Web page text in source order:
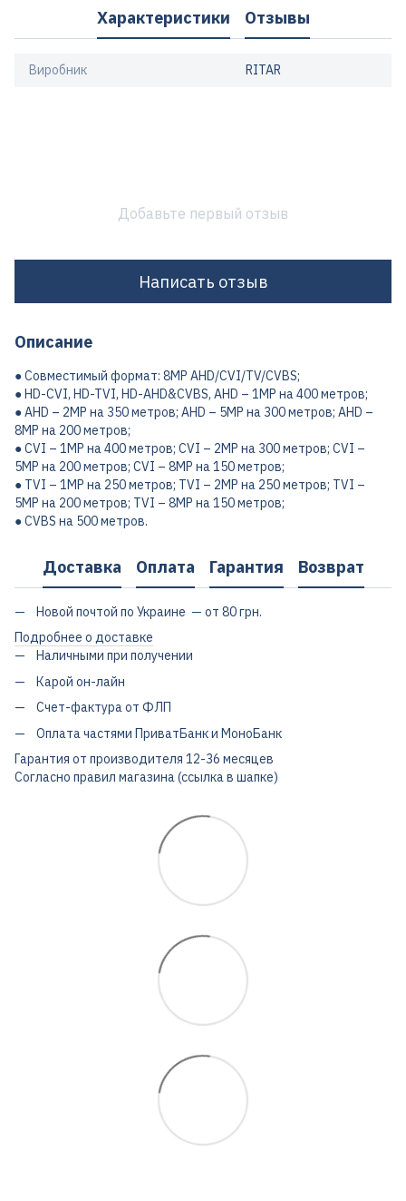
Характеристики Отзывы
Виробник RITAR
Добавьте первый отзыв
Написать отзыв
Описание
● Совместимый формат: 8MP AHD/CVI/TV/CVBS;
● HD-CVI, HD-TVI, HD-AHD&CVBS, AHD – 1MP на 400 метров;
● AHD – 2MP на 350 метров; AHD – 5MP на 300 метров; AHD –
8MP на 200 метров;
● CVI – 1MP на 400 метров; CVI – 2МP на 300 метров; CVI –
5MP на 200 метров; CVI – 8MP на 150 метров;
● TVI – 1МP на 250 метров; TVI – 2МP на 250 метров; TVI –
5MP на 200 метров; TVI – 8MP на 150 метров;
● CVBS на 500 метров.
Доставка Оплата Гарантия Возврат
Новой почтой по Украине — от 80 грн.
Подробнее о доставке
Наличными при получении
Карой он-лайн
Счет-фактура от ФЛП
Оплата частями ПриватБанк и МоноБанк
Гарантия от производителя 12-36 месяцев
Согласно правил магазина (ссылка в шапке)